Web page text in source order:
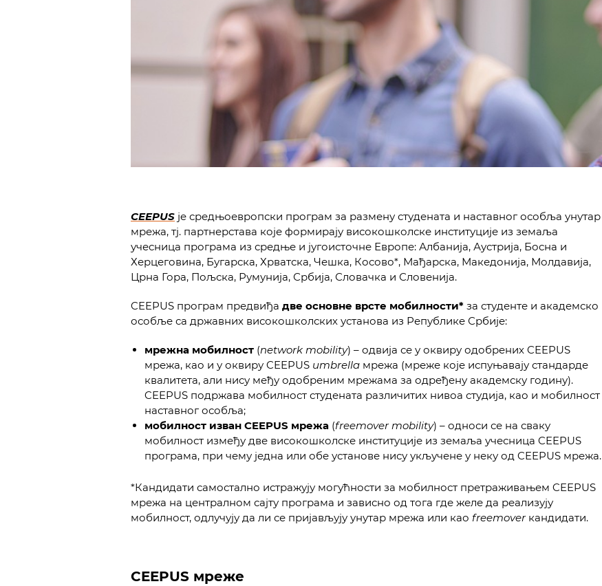
CEEPUS je средњоевропски програм за размену студената и наставног особља унутар
мрежа, тј. партнерстава које формирају високошколске институције из земаља
учесница програма из средње и југоисточне Европе: Албанија, Аустрија, Босна и
Херцеговина, Бугарска, Хрватска, Чешка, Косово*, Мађарска, Македонија, Молдавија,
Црна Гора, Пољска, Румунија, Србија, Словачка и Словенија.
CEEPUS програм предвиђа две основне врсте мобилности* за студенте и академско
особље са државних високошколских установа из Републике Србије:
мрежна мобилност (network mobility) – одвија се у оквиру одобрених CEEPUS
мрежа, као и у оквиру CEEPUS umbrella мрежа (мреже које испуњавају стандарде
квалитета, али нису међу одобреним мрежама за одређену академску годину).
CEEPUS подржава мобилност студената различитих нивоа студија, као и мобилност
наставног особља;
мобилност изван CEEPUS мрежа (freemover mobility) – односи се на сваку
мобилност између две високошколске институције из земаља учесница CEEPUS
програма, при чему једна или обе установе нису укључене у неку од CEEPUS мрежа.
*Кандидати самостално истражују могућности за мобилност претраживањем CEEPUS
мрежа на централном сајту програма и зависно од тога где желе да реализују
мобилност, одлучују да ли се пријављују унутар мрежа или као freemover кандидати.
CEEPUS мреже